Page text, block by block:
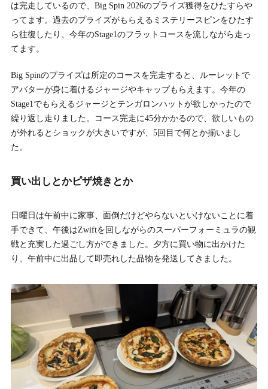
は完走しているので、Big Spin 2026のプライズ獲得をひたすらや
ってます。過去のプライズがもらえるミステリースピンをひたす
ら往復したり、今年のStage1のフラットコースを流しながら走っ
てます。
Big Spinのプライズは所定のコースを完走すると、ルーレットで
アバターが身に着けるジャージやキャップもらえます。今年の
Stage1でもらえるジャージとテンガロンハットが欲しかったので
繰り返し走りました。コース完走に45分かかるので、欲しいもの
が外れるとショックが大きいですが、5回目で何とか揃いまし
た。
買い出しとかピザ焼きとか
日曜日は午前中に家事、面倒だけどやらないといけないことに着
手できて、午後はZwiftを回しながらのスーパーフォーミュラの観
戦と充実した過ごし方ができました。夕方に買い物に出かけた
り、午前中に出品して即売れした品物を発送してきました。